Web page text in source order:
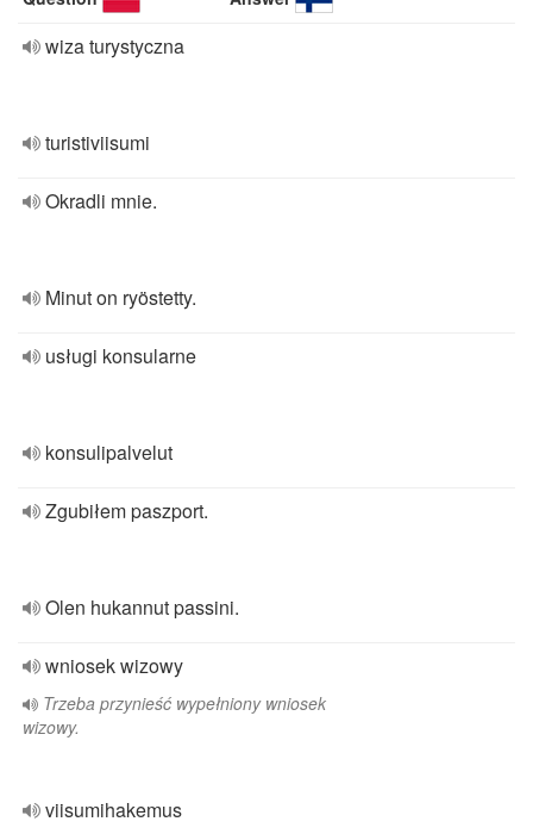
wiza turystyczna
turistiviisumi
Okradli mnie.
Minut on ryöstetty.
usługi konsularne
konsulipalvelut
Zgubiłem paszport.
Olen hukannut passini.
wniosek wizowy
Trzeba przynieść wypełniony wniosek
wizowy.
viisumihakemus